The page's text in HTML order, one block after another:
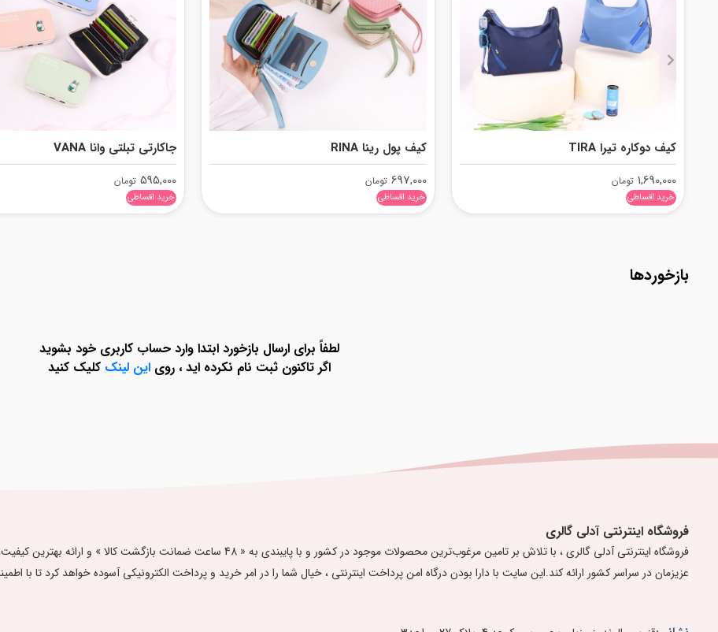
کیف دوکاره تیرا TIRA
1,690,000 تومان
خرید اقساطی
کیف پول رینا RINA
697,000 تومان
خرید اقساطی
جاکارتی تبلتی وانا VANA
595,000 تومان
خرید اقساطی
بازخوردها
لطفاً برای ارسال بازخورد ابتدا وارد حساب کاربری خود بشوید
اگر تاکنون ثبت نام نکرده اید ، رویاین لینک کلیک کنید
فروشگاه اینترنتی آدلی گالری
فروشگاه اینترنتی آدلی گالری ، با تلاش بر تامین مرغوب‌ترین محصولات موجود در کشور و با
عزیزمان در سراسر کشور ارائه کند. ​​​​​​​ ​این سایت با دارا بودن درگاه امن پرداخت اینترنتی ، خیال شما را در امر خرید و پرداخت الکترونیکی آسوده خواهد کرد تا با